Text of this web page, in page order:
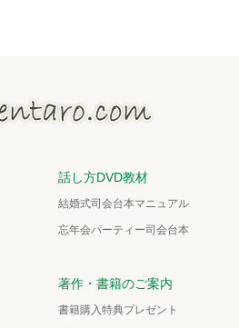
話し方DVD教材
結婚式司会台本マニュアル
忘年会パーティー司会台本
著作・書籍のご案内
書籍購入特典プレゼント